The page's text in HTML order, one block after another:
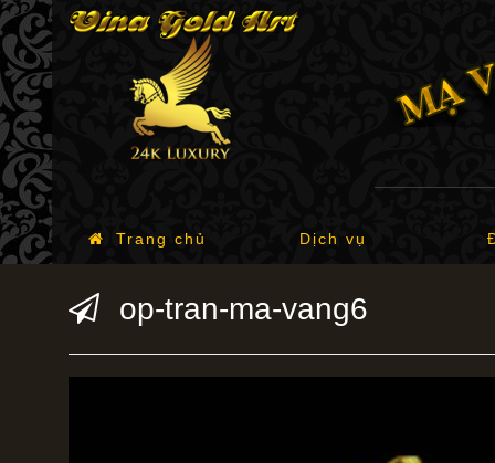
Trang chủ Dịch vụ
op-tran-ma-vang6